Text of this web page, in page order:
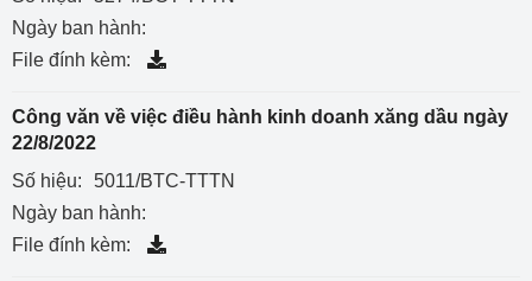
Ngày ban hành:
File đính kèm:
Công văn về việc điều hành kinh doanh xăng dầu ngày
22/8/2022
Số hiệu:
5011/BTC-TTTN
Ngày ban hành:
File đính kèm: